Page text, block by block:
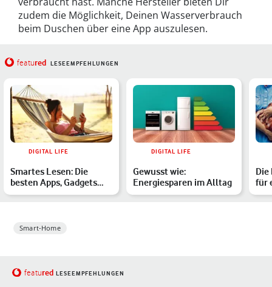
zudem die Möglichkeit, Deinen Wasserverbrauch
beim Duschen über eine App auszulesen.
featured LESEEMPFEHLUNGEN
DIGITAL LIFE
Smartes Lesen: Die
besten Apps, Gadgets
und Tools für alle
DIGITAL LIFE
Gewusst wie:
Energiesparen im Alltag
Die
für
Smart-Home
featured LESEEMPFEHLUNGEN